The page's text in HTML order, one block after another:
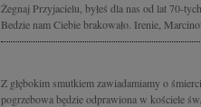
Żegnaj Przyjacielu, byłeś dla nas od lat 70-
Bedzie nam Ciebie brakowało. Irenie,
Z głębokim smutkiem zawiadamiamy o
pogrzebowa będzie odprawiona w kościele